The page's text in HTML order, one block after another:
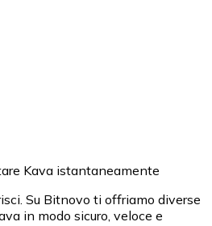
Kava istantaneamente
Su Bitnovo ti offriamo diverse
in modo sicuro, veloce e